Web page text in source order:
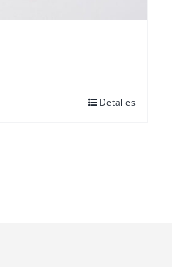
Detalles